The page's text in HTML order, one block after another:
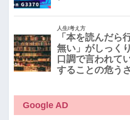
Google AD